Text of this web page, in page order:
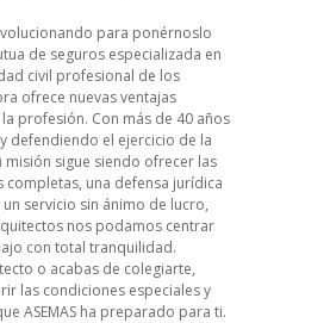
para ponérnoslo
de seguros especializada en
civil profesional de los
ofrece nuevas ventajas
profesión. Con más de 40 años
defendiendo el ejercicio de la
misión sigue siendo ofrecer las
completas, una defensa jurídica
servicio sin ánimo de lucro,
nos podamos centrar
con total tranquilidad.
o acabas de colegiarte,
las condiciones especiales y
ASEMAS ha preparado para ti.